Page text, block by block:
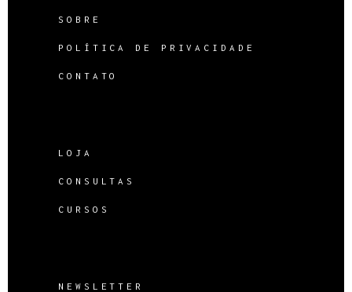
SOBRE
POLÍTICA DE PRIVACIDADE
CONTATO
LOJA
CONSULTAS
CURSOS
NEWSLETTER